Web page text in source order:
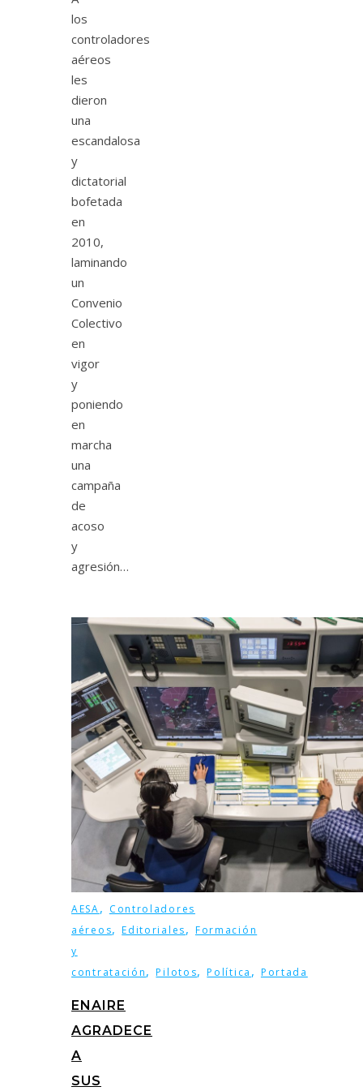
los
controladores
aéreos
les
dieron
una
escandalosa
y
dictatorial
bofetada
en
2010,
laminando
un
Convenio
Colectivo
en
vigor
y
poniendo
en
marcha
una
campaña
de
acoso
y
agresión…
AESA, Controladores
aéreos,Editoriales, Formación
y
contratación,Pilotos,Política , Portada
ENAIRE
AGRADECE
A
SUS